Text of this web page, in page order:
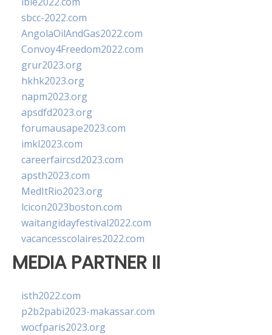
sbcc-2022.com
AngolaOilAndGas2022.com
Convoy4Freedom2022.com
grur2023.org
hkhk2023.org
napm2023.org
apsdfd2023.org
forumausape2023.com
imkl2023.com
careerfaircsd2023.com
apsth2023.com
MedItRio2023.org
lcicon2023boston.com
waitangidayfestival2022.com
vacancesscolaires2022.com
MEDIA PARTNER II
isth2022.com
p2b2pabi2023-makassar.com
wocfparis2023.org